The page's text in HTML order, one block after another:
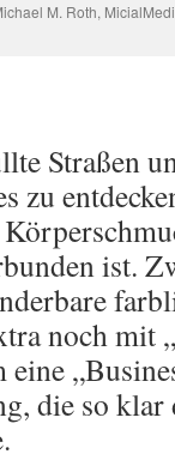
M. Roth,
Straßen
zu
ist.
noch mit
die so klar